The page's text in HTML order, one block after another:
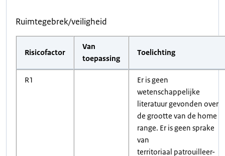
Ruimtegebrek/veiligheid
Risicofactor
Van
toepassing
Toelichting
R1
Er is geen
wetenschappelijke
literatuur gevonden over
de grootte van de home
range. Er is geen sprake
van
territoriaal patrouilleer-